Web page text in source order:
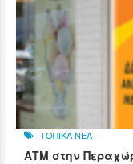
ΤΟΠΙΚΑ ΝΕΑ
ΑΤΜ στην